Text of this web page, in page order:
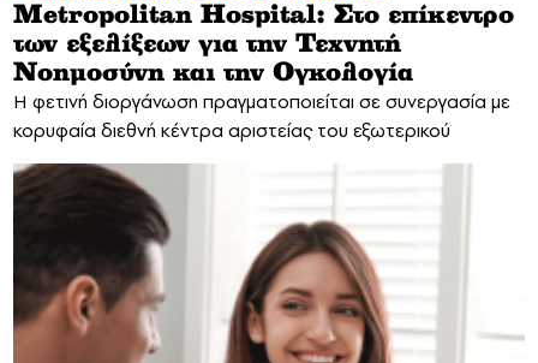
Metropolitan Hospital: Στο επίκεντρο
των εξελίξεων για την Τεχνητή
Νοημοσύνη και την Ογκολογία
Η φετινή διοργάνωση πραγματοποιείται σε συνεργασία με
κορυφαία διεθνή κέντρα αριστείας του εξωτερικού